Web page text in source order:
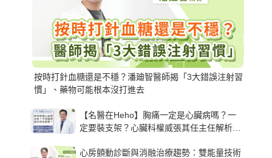
按時打針血糖還是不穩？潘廸智醫師揭「3大錯誤注射習
慣」、藥物可能根本沒打進去
【名醫在Heho】胸痛一定是心臟病嗎？一
定要裝支架？心臟科權威張其任主任解析支
心房顫動診斷與消融治療趨勢：雙能量技術